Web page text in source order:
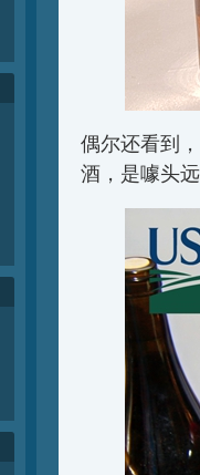
偶尔还看到
酒，是噱头